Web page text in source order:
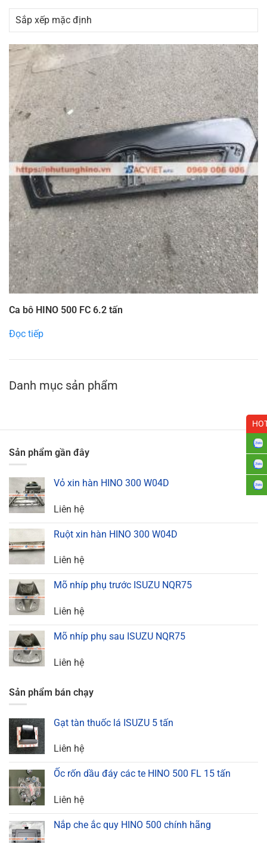
Ca bô HINO 500 FC 6.2 tấn
Đọc tiếp
Danh mục sản phẩm
Sản phẩm gần đây
Vỏ xin hàn HINO 300 W04D
Liên hệ
Ruột xin hàn HINO 300 W04D
Liên hệ
Mõ nhíp phụ trước ISUZU NQR75
Liên hệ
Mõ nhíp phụ sau ISUZU NQR75
Liên hệ
Sản phẩm bán chạy
Gạt tàn thuốc lá ISUZU 5 tấn
Liên hệ
Ốc rốn dầu đáy các te HINO 500 FL 15 tấn
Liên hệ
Nắp che ắc quy HINO 500 chính hãng